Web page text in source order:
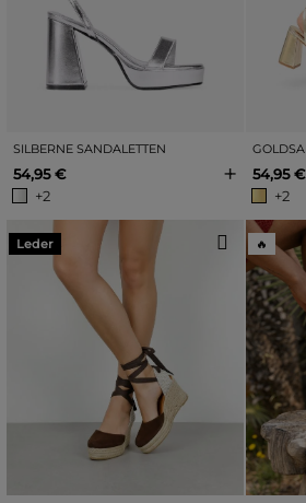
SILBERNE SANDALETTEN
54,95 €
+2
+
54,95 €
+2
Leder 🔥